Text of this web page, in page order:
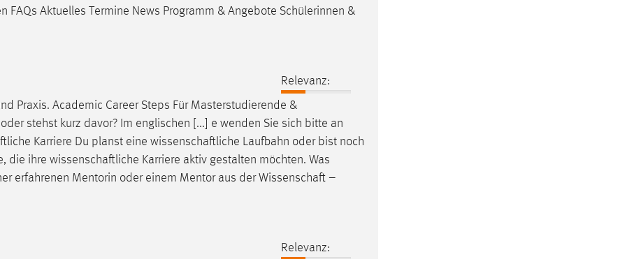
FAQs Aktuelles Termine News Programm & Angebote Schülerinnen &
Relevanz:
Praxis. Academic Career Steps Für Masterstudierende &
oder stehst kurz davor? Im englischen [...] e wenden Sie sich bitte an
Karriere Du planst eine wissenschaftliche Laufbahn oder bist noch
die ihre wissenschaftliche Karriere aktiv gestalten möchten. Was
erfahrenen Mentorin oder einem Mentor aus derWissenschaft –
Relevanz: